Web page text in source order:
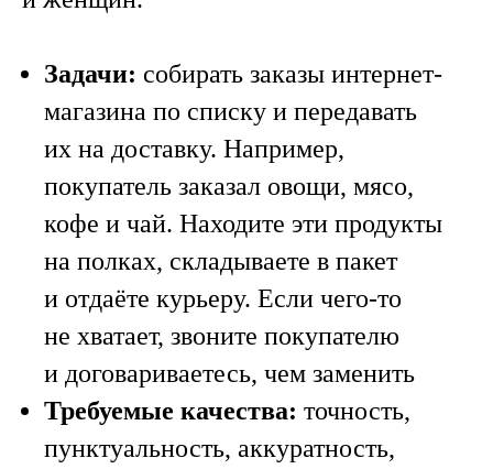
Задачи: собирать заказы интернет-
магазина по списку и передавать
их на доставку. Например,
покупатель заказал овощи, мясо,
кофе и чай. Находите эти продукты
на полках, складываете в пакет
и отдаёте курьеру. Если чего-то
не хватает, звоните покупателю
и договариваетесь, чем заменить
Требуемые качества: точность,
пунктуальность, аккуратность,